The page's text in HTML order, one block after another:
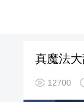
真魔法大
12700